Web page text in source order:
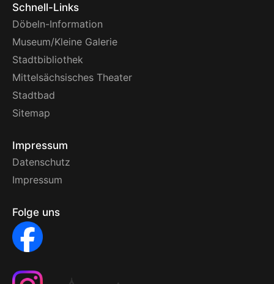
Schnell-Links
Döbeln-Information
Museum/Kleine Galerie
Stadtbibliothek
Mittelsächsisches Theater
Stadtbad
Sitemap
Impressum
Datenschutz
Impressum
Folge uns